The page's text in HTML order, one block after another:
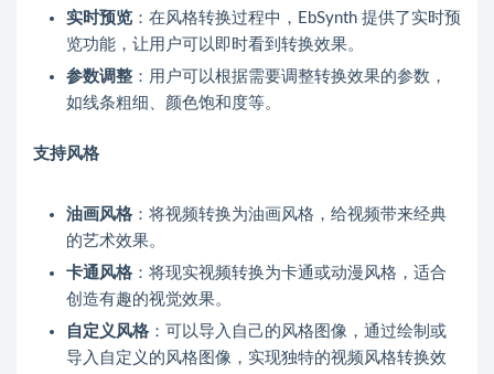
实时预览 ：在风格转换过程中，EbSynth 提供了实时预
览功能，让用户可以即时看到转换效果。
参数调整 ：用户可以根据需要调整转换效果的参数，
如线条粗细、颜色饱和度等。
支持风格
油画风格 ：将视频转换为油画风格，给视频带来经典
的艺术效果。
卡通风格 ：将现实视频转换为卡通或动漫风格，适合
创造有趣的视觉效果。
自定义风格 ：可以导入自己的风格图像，通过绘制或
导入自定义的风格图像，实现独特的视频风格转换效